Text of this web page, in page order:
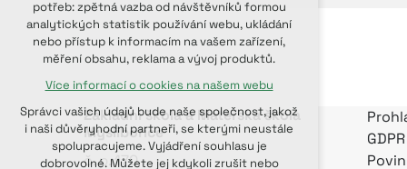
Základní škola a Mateřská škola
Myslibořice
č. p. 170
GDPR
udržení kontextu stránek (session):
případná přihlášení, volby jazyka, apod.
Volitelná cookies
analytická pro anonymizované
vyhodnocení návštěvnosti
marketingová cookies (Google, Seznam,
Facebook)
potřeb: zpětná vazba od návštěvníků formou
analytických statistik používání webu, ukládání
nebo přístup k informacím na vašem zařízení,
měření obsahu, reklama a vývoj produktů.
Více informací o cookies na našem webu
Správci vašich údajů bude naše společnost, jakož
i naši důvěryhodní partneři, se kterými neustále
spolupracujeme. Vyjádření souhlasu je
dobrovolné. Můžete jej kdykoli zrušit nebo